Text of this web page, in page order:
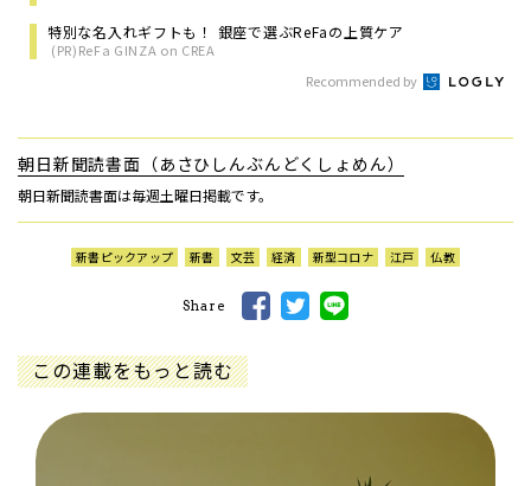
特別な名入れギフトも！ 銀座で選ぶReFaの上質ケア
(PR)ReFa GINZA on CREA
Recommended by
朝日新聞読書面（あさひしんぶんどくしょめん）
朝日新聞読書面は毎週土曜日掲載です。
新書ピックアップ 新書 文芸 経済 新型コロナ 江戸 仏教
Share
この連載をもっと読む